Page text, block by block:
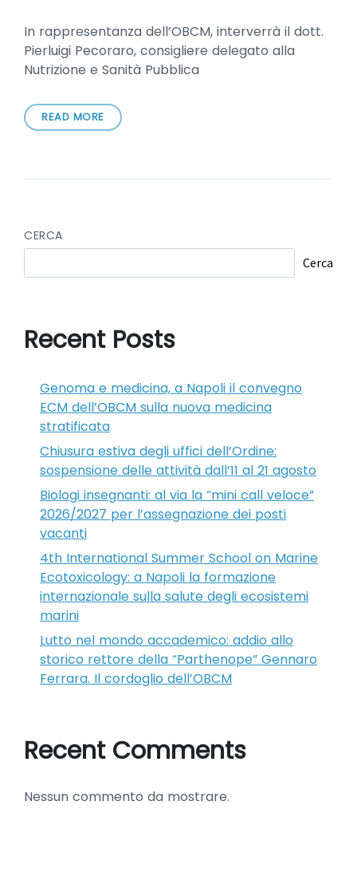
In rappresentanza dell’OBCM, interverrà il dott.
Pierluigi Pecoraro, consigliere delegato alla
Nutrizione e Sanità Pubblica
READ MORE
CERCA
Cerca
Recent Posts
Genoma e medicina, a Napoli il convegno
ECM dell’OBCM sulla nuova medicina
stratificata
Chiusura estiva degli uffici dell’Ordine:
sospensione delle attività dall’11 al 21 agosto
Biologi insegnanti: al via la “mini call veloce”
2026/2027 per l’assegnazione dei posti
vacanti
4th International Summer School on Marine
Ecotoxicology: a Napoli la formazione
internazionale sulla salute degli ecosistemi
marini
Lutto nel mondo accademico: addio allo
storico rettore della “Parthenope” Gennaro
Ferrara. Il cordoglio dell’OBCM
Recent Comments
Nessun commento da mostrare.